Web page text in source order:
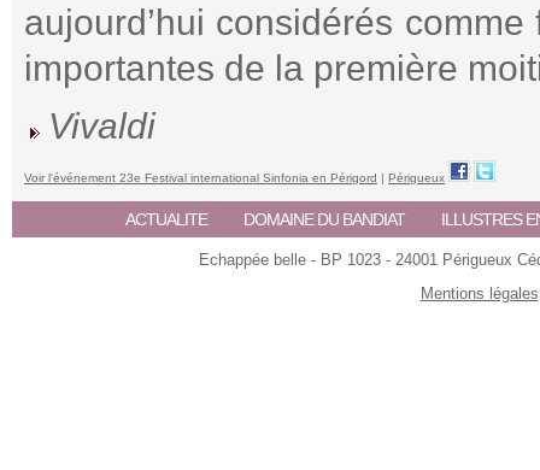
aujourd’hui considérés
importantes de la première
Vivaldi
Voir l'événement 23e Festival international Sinfonia en Périgord | Périgueux
ACTUALITE DOMAINE DU BANDIAT ILLUSTRES
Echappée belle - BP 1023 - 24001 Périgueux
Mentions légales